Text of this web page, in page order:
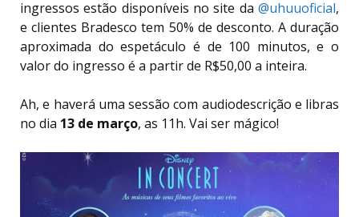
ingressos estão disponíveis no site da @uhuuoficial,
e clientes Bradesco tem 50% de desconto. A duração
aproximada do espetáculo é de 100 minutos, e o
valor do ingresso é a partir de R$50,00 a inteira.
Ah, e haverá uma sessão com audiodescrição e libras
no dia 13 de março, as 11h. Vai ser mágico!